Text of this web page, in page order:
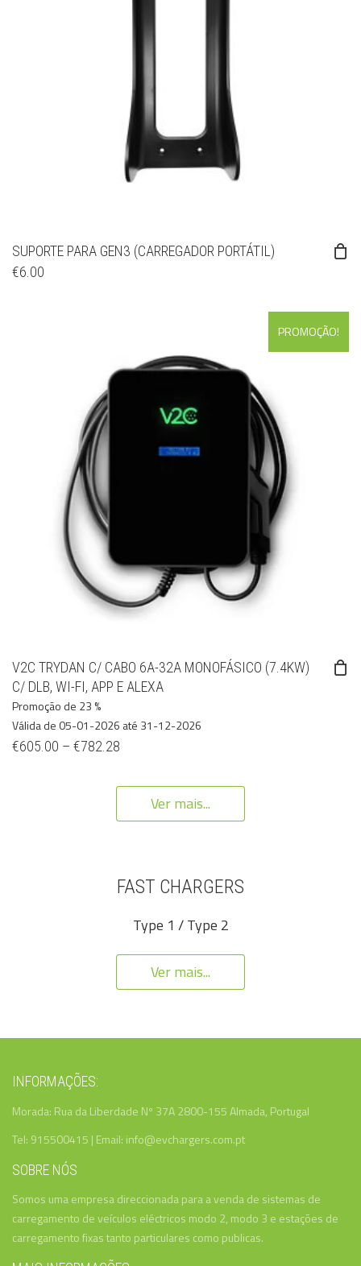
SUPORTE PARA GEN3 (CARREGADOR PORTÁTIL)
€6.00
PROMOÇÃO!
V2C TRYDAN C/ CABO 6A-32A MONOFÁSICO (7.4KW)
C/ DLB, WI-FI, APP E ALEXA
Promoção de 23 %
Válida de 05-01-2026 até 31-12-2026
€605.00 – €782.28
Ver mais...
FAST CHARGERS
Type 1 / Type 2
Ver mais...
INFORMAÇÕES:
Morada: Rua da Liberdade Nº 37A 2800-155 Almada, Portugal
Tel: 915500415 | Email: info@evchargers.com.pt
SOBRE NÓS
Somos uma empresa direccionada para a venda de sistemas de
carregamento de veículos eléctricos modo 2, modo 3 e estações de
carregamento fixas tanto particulares como publicas.